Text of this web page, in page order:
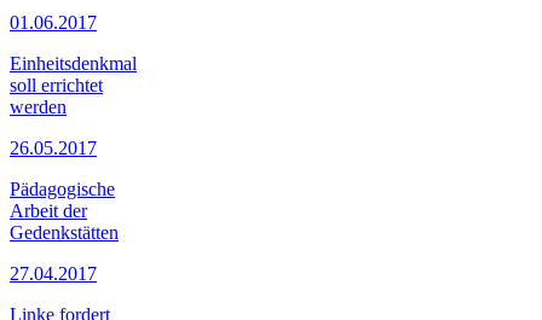
01.06.2017
Einheitsdenkmal
soll errichtet
werden
26.05.2017
Pädagogische
Arbeit der
Gedenkstätten
27.04.2017
Linke fordert